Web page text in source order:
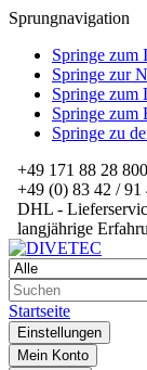
Sprungnavigation
Springe zum
Springe zur
Springe zum
Springe zum
Springe zu
+49 171 88 28
+49 (0) 83 42 / 91
DHL -
langjährige
Startseite
Einstellungen
Mein Konto